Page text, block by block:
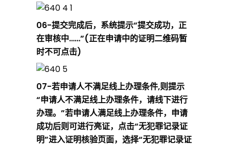
藏
！
06-提交完成后，系统提示“提交成功，正
在审核中……”(正在申请中的证明二维码暂
时不可点击)
07-若申请人不满足线上办理条件,则提示
“申请人不满足线上办理条件，请线下进行
办理。”若申请人满足线上办理条件，申请
成功后则可进行亮证，点击“无犯罪记录证
明”进入证明核验页面，选择“无犯罪记录证